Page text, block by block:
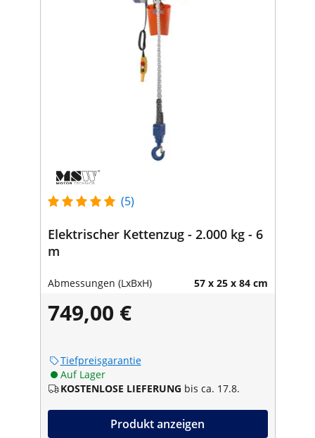
(5)
Elektrischer Kettenzug - 2.000 kg - 6
m
Abmessungen (LxBxH) 57 x 25 x 84 cm
749,00 €
Tiefpreisgarantie
Auf Lager
KOSTENLOSE LIEFERUNG bis ca. 17.8.
Produkt anzeigen